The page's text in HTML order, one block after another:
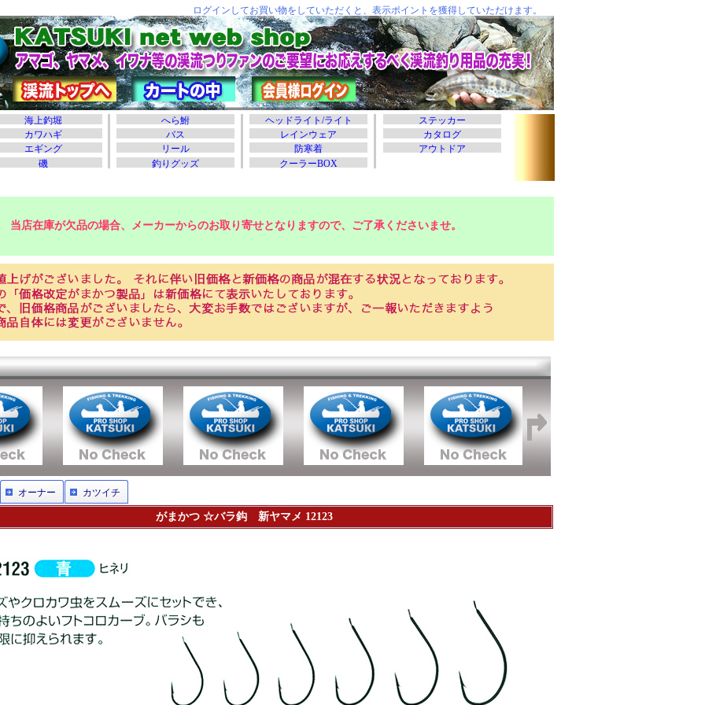
当店在庫が欠品の場合、メーカーからのお取り寄せとなりますので、ご了承くださいませ。
オーナー カツイチ
がまかつ ☆バラ鈎 新ヤマメ 12123